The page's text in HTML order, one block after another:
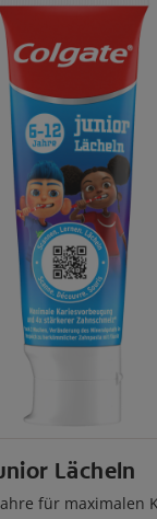
Lächeln
für maximalen